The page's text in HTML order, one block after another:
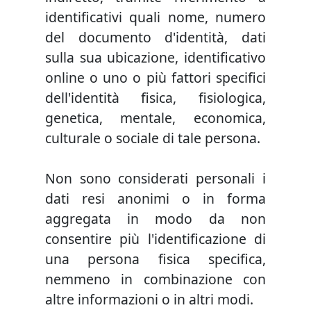
identificativi quali nome, numero
del documento d'identità, dati
sulla sua ubicazione, identificativo
online o uno o più fattori specifici
dell'identità fisica, fisiologica,
genetica, mentale, economica,
culturale o sociale di tale persona.
Non sono considerati personali i
dati resi anonimi o in forma
aggregata in modo da non
consentire più l'identificazione di
una persona fisica specifica,
nemmeno in combinazione con
altre informazioni o in altri modi.